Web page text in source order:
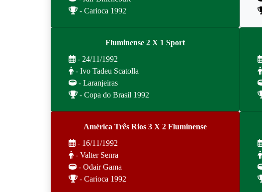
- Carioca 1992
Fluminense 2 X 1 Sport
- 24/11/1992
- Ivo Tadeu Scatolla
- Laranjeiras
- Copa do Brasil 1992
América Três Rios 3 X 2 Fluminense
- 16/11/1992
- Valter Senra
- Odair Gama
- Carioca 1992